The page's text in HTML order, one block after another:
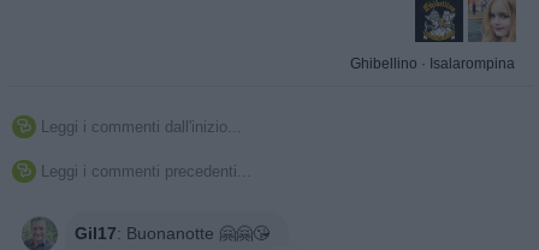
Ghibellino · Isalarompina
 Leggi i commenti dall'inizio...
 Leggi i commenti precedenti...
Gil17: Buonanotte 🤗🤗😘